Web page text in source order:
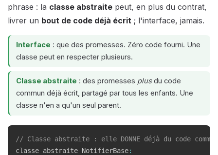
phrase : la classe abstraite peut, en plus du contrat,
livrer un bout de code déjà écrit ; l'interface, jamais.
Interface : que des promesses. Zéro code fourni. Une
classe peut en respecter plusieurs.
Classe abstraite : des promesses plusdu code
commun déjà écrit, partagé par tous les enfants. Une
classe n'en a qu'un seul parent.
// Classe abstraite : elle DONNE déjà du code commun
classe abstraite NotifierBase: